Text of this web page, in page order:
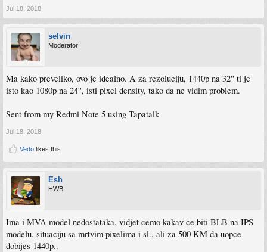
Jul 18, 2018
selvin
Moderator
Ma kako preveliko, ovo je idealno. A za rezoluciju, 1440p na 32'' ti je
isto kao 1080p na 24'', isti pixel density, tako da ne vidim problem.
Sent from my Redmi Note 5 using Tapatalk
Jul 18, 2018
Vedo likes this.
Esh
HWB
Ima i MVA model nedostataka, vidjet cemo kakav ce biti BLB na IPS
modelu, situaciju sa mrtvim pixelima i sl., ali za 500 KM da uopce
dobijes 1440p..